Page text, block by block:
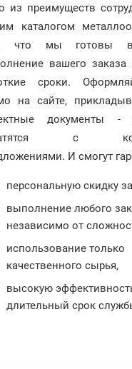
из преимуществ
каталогом
что мы готовы
вашего заказа
сроки.
на сайте,
с
И смогут
персональную скидку
выполнение любого
независимо от
использование только
качественного сырья,
высокую
длительный срок